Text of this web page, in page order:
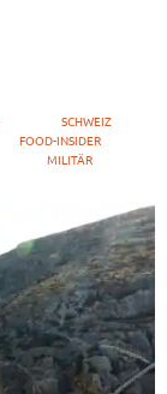
SCHWEIZ
FOOD-INSIDER
MILITÄR